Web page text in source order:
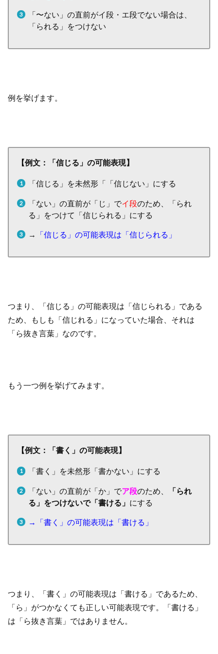
「〜ない」の直前がイ段・エ段でない場合は、
「られる」をつけない
例を挙げます。
【例文：「信じる」の可能表現】
「信じる」を未然形「「信じない」にする
「ない」の直前が「じ」でイ段のため、「られ
る」をつけて「信じられる」にする
→ 「信じる」の可能表現は「信じられる」
つまり、「信じる」の可能表現は「信じられる」である
ため、もしも「信じれる」になっていた場合、それは
「ら抜き言葉」なのです。
もう一つ例を挙げてみます。
【例文：「書く」の可能表現】
「書く」を未然形「書かない」にする
「ない」の直前が「か」でア段のため、
「られ
る」をつけないで「書ける」 にする
→「書く」の可能表現は「書ける」
つまり、「書く」の可能表現は「書ける」であるため、
「ら」がつかなくても正しい可能表現です。「書ける」
は「ら抜き言葉」ではありません。